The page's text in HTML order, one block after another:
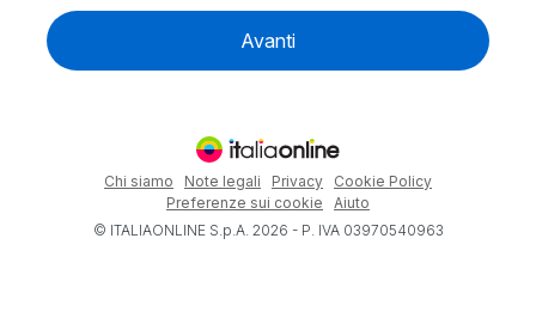
Avanti
Chi siamo Note legali Privacy
Cookie Policy
Preferenze sui cookie
Aiuto
© ITALIAONLINE S.p.A. 2026 - P. IVA 03970540963